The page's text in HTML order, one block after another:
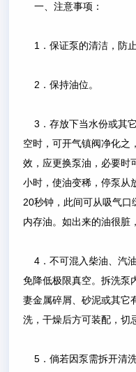
一、注意事项：
1．保证泵的清洁，防止
2．保持油位。
3．存放下当水份或其
空时，可开气镇阀净化之
效，应更换泵油，必要时
小时，使油变稀，停泵从
20秒钟，此间可从吸气
内存油。如出来的油很脏
4．不可混入柴油、汽
免降低极限真空。拆洗泵
妻金属碎屑、砂泥或其它
洗，干燥后方可装配，切
5．倘若因泵需拆开清